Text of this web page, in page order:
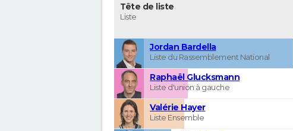
Tête de liste
Liste
Jordan Bardella
Liste du Rassemblement National
Raphaël Glucksmann
Liste d'union à gauche
Valérie Hayer
Liste Ensemble